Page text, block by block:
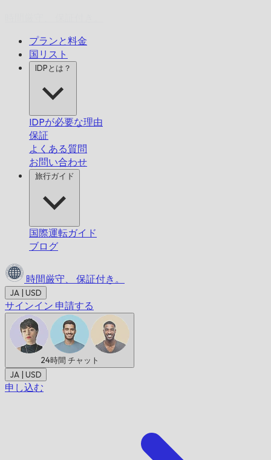
プランと料金
国リスト
IDPとは？
IDPが必要な理由
保証
よくある質問
お問い合わせ
旅行ガイド
国際運転ガイド
ブログ
時間厳守、 保証付き。
JA | USD
サインイン 申請する
24時間 チャット
JA | USD
申し込む